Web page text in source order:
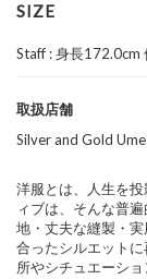
SIZE
Staff : 身長172.0cm
取扱店舗
Silver and Gold
洋服とは、人生を
ィブは、そんな普
地・丈夫な縫製・
合ったシルエット
所やシチュエーシ